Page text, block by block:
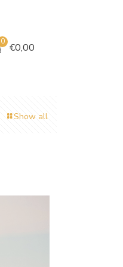
0 €0,00
Show all